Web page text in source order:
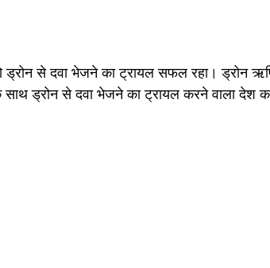
ड्रोन से दवा भेजने का ट्रायल सफल रहा। ड्रोन
ड्रोन से दवा भेजने का ट्रायल करने वाला देश